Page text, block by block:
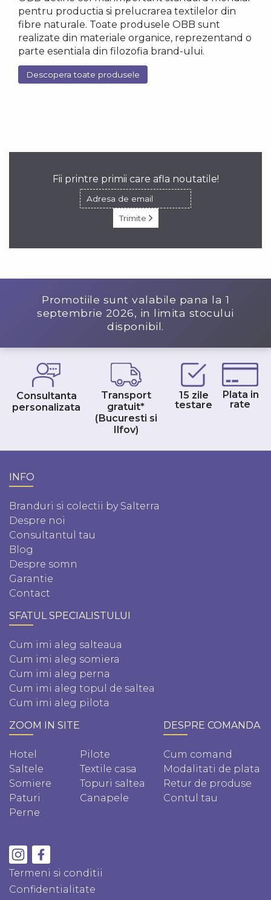
pentru productia si prelucrarea textilelor din
fibre naturale. Toate produsele OBB sunt
realizate din materiale organice, reprezentand o
parte esentiala din filozofia brand-ului.
Descopera toate produsele
Fii printre primii care afla noutatile!
Trimite
Promotiile sunt valabile pana la 1
septembrie 2026, in limita stocului
disponibil.
Consultanta
personalizata
Transport
gratuit*
(Bucuresti si
Ilfov)
15 zile
testare
Plata in
rate
INFO
Branduri si colectii by Salterra
Despre noi
Consultantul tau
Blog
Despre somn
Garantie
Contact
SFATUL SPECIALISTULUI
Cum imi aleg salteaua
Cum imi aleg somiera
Cum imi aleg perna
Cum imi aleg topul de saltea
Cum imi aleg pilota
ZOOM IN SITE
Hotel
Saltele
Somiere
Paturi
Perne
Pilote
Textile casa
Topuri saltea
Canapele
DESPRE COMANDA
Cum comand
Modalitati de plata
Retur de produse
Contul tau
Termeni si conditii
Confidentialitate